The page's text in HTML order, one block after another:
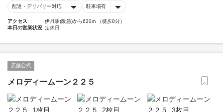
配達・デリバリー対応 駐車場有
アクセス
伊丹駅(阪急)から630m （徒歩8分）
本日の営業状況 定休日
店舗公式
メロディームーン２２５